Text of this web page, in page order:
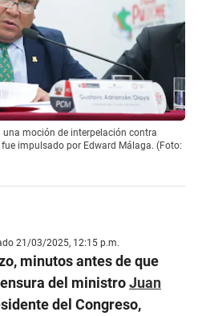
una moción de interpelación contra
impulsado por Edward Málaga. (Foto:
21/03/2025, 12:15 p.m.
minutos antes de que
del ministroJuan
del Congreso,